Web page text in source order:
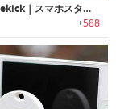
GoPlay Sidekick｜スマホスタンドにもなるiOS対応ゲームコントローラー「ゴープレイサイドキック」
+588